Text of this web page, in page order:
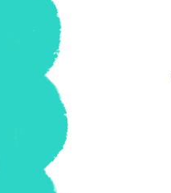
Economie
Engels
Frans
Geschiedenis
Grieks
Informatica
Latijn
Maatschappijleer